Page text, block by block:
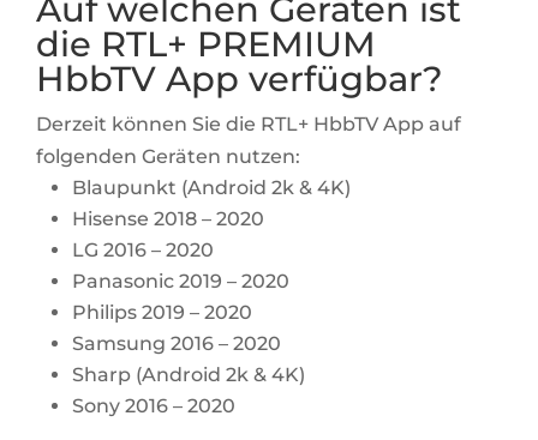
Auf welchen Geräten ist
die RTL+ PREMIUM
HbbTV App verfügbar?
Derzeit können Sie die RTL+ HbbTV App auf
folgenden Geräten nutzen:
Blaupunkt (Android 2k & 4K)
Hisense 2018 – 2020
LG 2016 – 2020
Panasonic 2019 – 2020
Philips 2019 – 2020
Samsung 2016 – 2020
Sharp (Android 2k & 4K)
Sony 2016 – 2020